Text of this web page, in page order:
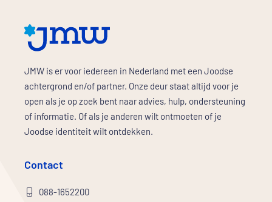
JMW is er voor iedereen in Nederland met een Joodse
achtergrond en/of partner. Onze deur staat altijd voor je
open als je op zoek bent naar advies, hulp, ondersteuning
of informatie. Of als je anderen wilt ontmoeten of je
Joodse identiteit wilt ontdekken.
Contact
088-1652200